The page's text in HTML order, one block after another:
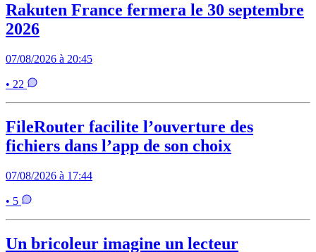
Rakuten France fermera le 30 septembre
2026
07/08/2026 à 20:45
• 22
FileRouter facilite l’ouverture des
fichiers dans l’app de son choix
07/08/2026 à 17:44
• 5
Un bricoleur imagine un lecteur